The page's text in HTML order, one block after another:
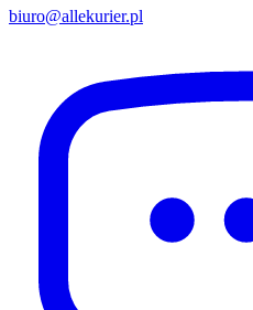
biuro@allekurier.pl